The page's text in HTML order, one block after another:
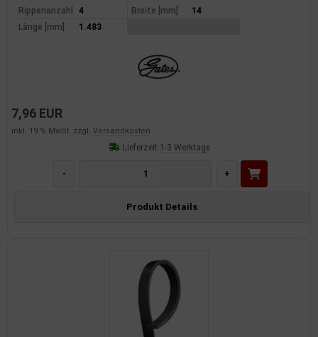
Rippenanzahl 4 Breite [mm]
14
Länge [mm]
1.483
7,96 EUR
inkl. 19 % MwSt. zzgl. Versandkosten
Lieferzeit:1-3 Werktage
- +
Produkt Details